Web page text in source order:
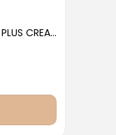
ASSOS MOLIEN EMOLLIENT PLUS CREAM 300ML